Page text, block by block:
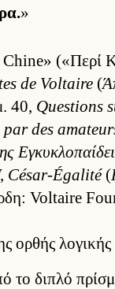
»
(«Περί
de Voltaire (
40, Questions
des
César-Égalité(
Voltaire
ορθής λογικής
το διπλό